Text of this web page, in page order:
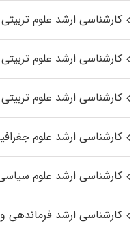
کارشناسی ارشد علوم تربیتی
کارشناسی ارشد علوم تربیتی ۲
کارشناسی ارشد علوم تربیتی ۳
کارشناسی ارشد علوم
کارشناسی ارشد علوم
کارشناسی ارشد فرماندهی